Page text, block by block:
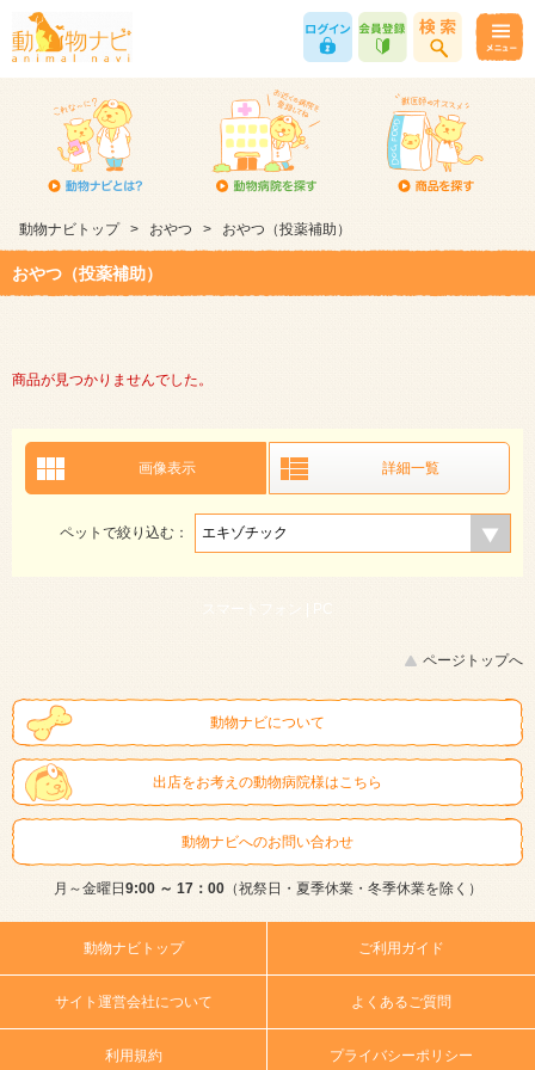
動物ナビトップ > おやつ > おやつ（投薬補助）
おやつ（投薬補助）
商品が見つかりませんでした。
画像表示 詳細一覧
ペットで絞り込む：
スマートフォン | PC
ページトップへ
動物ナビについて
出店をお考えの動物病院様はこちら
動物ナビへのお問い合わせ
月～金曜日 9:00 ～ 17：00（祝祭日・夏季休業・冬季休業を除く）
動物ナビトップ ご利用ガイド
サイト運営会社について よくあるご質問
利用規約 プライバシーポリシー